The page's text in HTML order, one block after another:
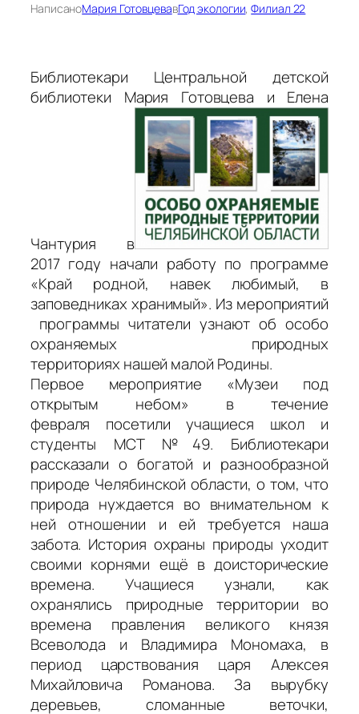
НаписаноМария ГотовцевавГод экологии, Филиал 22
Библиотекари Центральной детской
библиотеки Мария Готовцева и Елена
Чантурия в
2017 году начали работу по программе
«Край родной, навек любимый, в
заповедниках хранимый». Из мероприятий
программы читатели узнают об особо
охраняемых природных
территориях нашей малой Родины.
Первое мероприятие «Музеи под
открытым небом» в течение
февраля посетили учащиеся школ и
студенты МСТ №49. Библиотекари
рассказали о богатой и разнообразной
природе Челябинской области, о том, что
природа нуждается во внимательном к
ней отношении и ей требуется наша
забота. История охраны природы уходит
своими корнями ещё в доисторические
времена. Учащиеся узнали, как
охранялись природные территории во
времена правления великого князя
Всеволода и Владимира Мономаха, в
период царствования царя Алексея
Михайловича Романова. За вырубку
деревьев, сломанные веточки,